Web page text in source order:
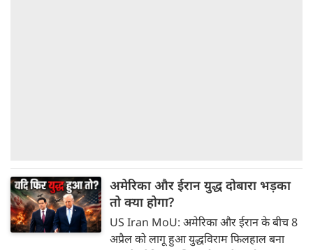
अमेरिका और ईरान युद्ध दोबारा भड़का
तो क्या होगा?
US Iran MoU: अमेरिका और ईरान के बीच 8
अप्रैल को लागू हुआ युद्धविराम फिलहाल बना